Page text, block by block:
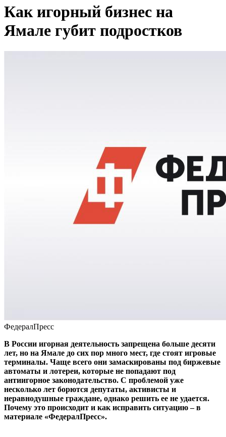
Как игорный бизнес на
Ямале губит подростков
ФедералПресс
В России игорная деятельность запрещена больше десяти
лет, но на Ямале до сих пор много мест, где стоят игровые
терминалы. Чаще всего они замаскированы под биржевые
автоматы и лотереи, которые не попадают под
антиигорное законодательство. С проблемой уже
несколько лет борются депутаты, активисты и
неравнодушные граждане, однако решить ее не удается.
Почему это происходит и как исправить ситуацию – в
материале «ФедералПресс».